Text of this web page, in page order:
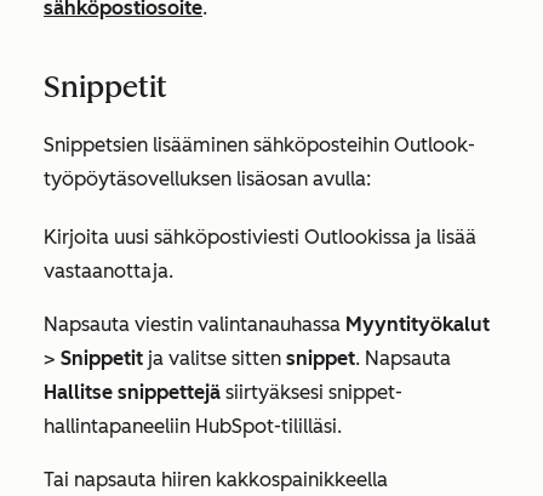
sähköpostiosoite.
Snippetit
Snippetsien lisääminen sähköposteihin Outlook-
työpöytäsovelluksen lisäosan avulla:
Kirjoita uusi sähköpostiviesti Outlookissa ja lisää
vastaanottaja.
Napsauta viestin valintanauhassa Myyntityökalut
> Snippetit ja valitse sitten snippet. Napsauta
Hallitse snippettejä siirtyäksesi snippet-
hallintapaneeliin HubSpot-tililläsi.
Tai napsauta hiiren kakkospainikkeella